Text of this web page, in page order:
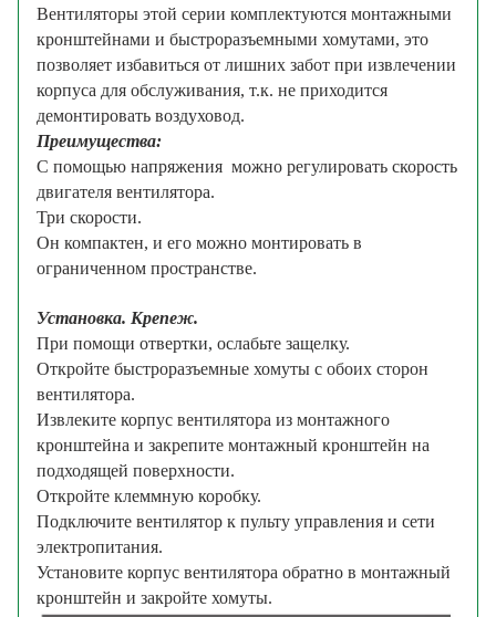
Вентиляторы этой серии комплектуются монтажными
кронштейнами и быстроразъемными хомутами, это
позволяет избавиться от лишних забот при извлечении
корпуса для обслуживания, т.к. не приходится
демонтировать воздуховод.
Преимущества:
С помощью напряжения можно регулировать скорость
двигателя вентилятора.
Три скорости.
Он компактен, и его можно монтировать в
ограниченном пространстве.
Установка. Крепеж.
При помощи отвертки, ослабьте защелку.
Откройте быстроразъемные хомуты с обоих сторон
вентилятора.
Извлеките корпус вентилятора из монтажного
кронштейна и закрепите монтажный кронштейн на
подходящей поверхности.
Откройте клеммную коробку.
Подключите вентилятор к пульту управления и сети
электропитания.
Установите корпус вентилятора обратно в монтажный
кронштейн и закройте хомуты.